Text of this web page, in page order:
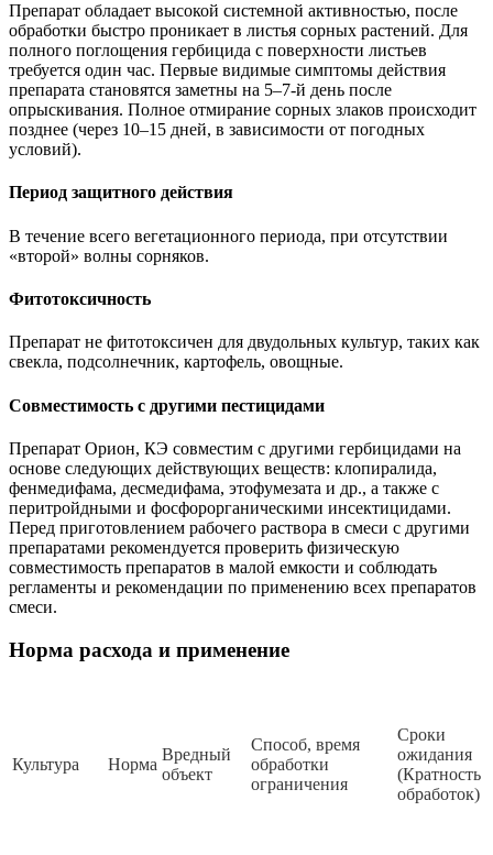
Препарат обладает высокой системной активностью, после
обработки быстро проникает в листья сорных растений. Для
полного поглощения гербицида с поверхности листьев
требуется один час. Первые видимые симптомы действия
препарата становятся заметны на 5–7-й день после
опрыскивания. Полное отмирание сорных злаков происходит
позднее (через 10–15 дней, в зависимости от погодных
условий).
Период защитного действия
В течение всего вегетационного периода, при отсутствии
«второй» волны сорняков.
Фитотоксичность
Препарат не фитотоксичен для двудольных культур, таких как
свекла, подсолнечник, картофель, овощные.
Совместимость с другими пестицидами
Препарат Орион, КЭ совместим с другими гербицидами на
основе следующих действующих веществ: клопиралида,
фенмедифама, десмедифама, этофумезата и др., а также с
перитройдными и фосфорорганическими инсектицидами.
Перед приготовлением рабочего раствора в смеси с другими
препаратами рекомендуется проверить физическую
совместимость препаратов в малой емкости и соблюдать
регламенты и рекомендации по применению всех препаратов
смеси.
Норма расхода и применение
Культура Норма
Вредный
объект
Способ, время
обработки
ограничения
Сроки
ожидания
(Кратность
обработок)